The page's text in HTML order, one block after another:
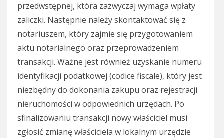
przedwstępnej, która zazwyczaj wymaga wpłaty
zaliczki. Następnie należy skontaktować się z
notariuszem, który zajmie się przygotowaniem
aktu notarialnego oraz przeprowadzeniem
transakcji. Ważne jest również uzyskanie numeru
identyfikacji podatkowej (codice fiscale), który jest
niezbędny do dokonania zakupu oraz rejestracji
nieruchomości w odpowiednich urzędach. Po
sfinalizowaniu transakcji nowy właściciel musi
zgłosić zmianę właściciela w lokalnym urzędzie